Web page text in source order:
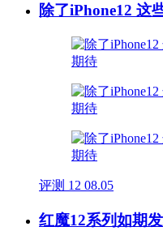
除了iPhone12 这
评测 12 08.05
红魔12系列如期